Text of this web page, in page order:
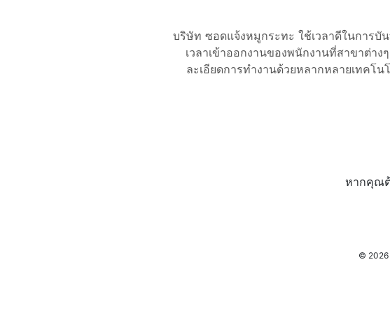
บริษัท ซอดแจ้งหมูกระทะ ใช้เวลาดีในการบั
เวลาเข้าออกงานของพนักงานที่สาขาต่า
ละเอียดการทำงานด้วยหลากหลายเทคโ
หากคุณต้
© 2026